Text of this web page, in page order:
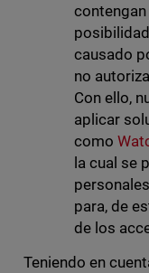
contengan
causado
no
Con ello,
aplicar
como
la cual se
para, de
de los
Teniendo en